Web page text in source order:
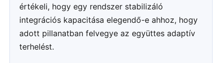
értékeli, hogy egy rendszer stabilizáló
integrációs kapacitása elegendő-e ahhoz, hogy
adott pillanatban felvegye az együttes adaptív
terhelést.